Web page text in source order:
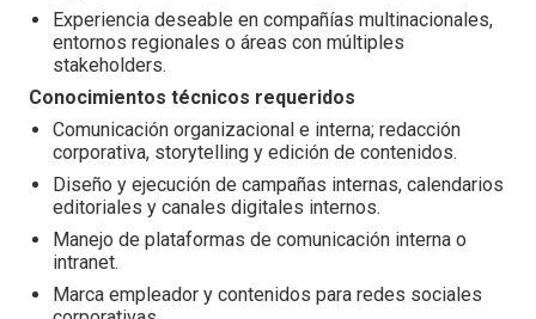
Experiencia deseable en compañías multinacionales,
entornos regionales o áreas con múltiples
stakeholders.
Conocimientos técnicos requeridos
Comunicación organizacional e interna; redacción
corporativa, storytelling y edición de contenidos.
Diseño y ejecución de campañas internas, calendarios
editoriales y canales digitales internos.
Manejo de plataformas de comunicación interna o
intranet.
Marca empleador y contenidos para redes sociales